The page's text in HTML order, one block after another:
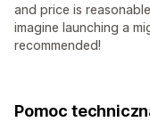
and price is
imagine launching a
recommended!
Pomoc